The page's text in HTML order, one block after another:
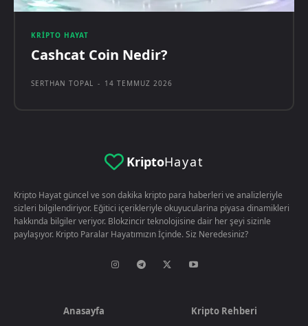
KRIPTO HAYAT
Cashcat Coin Nedir?
SERTHAN TOPAL - 14 TEMMUZ 2026
KriptoHayat
Kripto Hayat güncel ve son dakika kripto para haberleri ve analizleriyle
sizleri bilgilendiriyor. Eğitici içerikleriyle okuyucularina piyasa dinamikleri
hakkında bilgiler veriyor. Blokzincir teknolojisine dair her şeyi sizinle
paylaşıyor. Kripto Paralar Hayatımızın İçinde. Siz Neredesiniz?
Anasayfa
Kripto Rehberi